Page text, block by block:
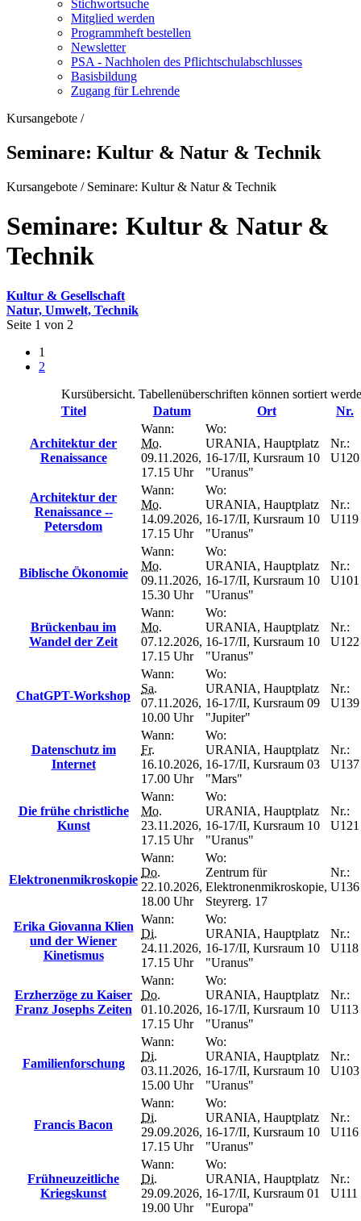
Stichwortsuche
Mitglied werden
Programmheft bestellen
Newsletter
PSA - Nachholen des Pflichtschulabschlusses
Basisbildung
Zugang für Lehrende
Kursangebote /
Seminare: Kultur & Natur & Technik
Kursangebote / Seminare: Kultur & Natur & Technik
Seminare: Kultur & Natur &
Technik
Kultur & Gesellschaft
Natur, Umwelt, Technik
Seite 1 von 2
1
2
Kursübersicht. Tabellenüberschriften können sortiert
Titel
Datum Ort Nr.
Architektur der
Renaissance
Wann:
Mo.
09.11.2026,
17.15 Uhr
Wo:
URANIA, Hauptplatz
16-17/II, Kursraum 10
"Uranus"
Nr.:
U120
Architektur der
Renaissance --
Petersdom
Wann:
Mo.
14.09.2026,
17.15 Uhr
Wo:
URANIA, Hauptplatz
16-17/II, Kursraum 10
"Uranus"
Nr.:
U119
Biblische Ökonomie
Wann:
Mo.
09.11.2026,
15.30 Uhr
Wo:
URANIA, Hauptplatz
16-17/II, Kursraum 10
"Uranus"
Nr.:
U101
Brückenbau im
Wandel der Zeit
Wann:
Mo.
07.12.2026,
17.15 Uhr
Wo:
URANIA, Hauptplatz
16-17/II, Kursraum 10
"Uranus"
Nr.:
U122
ChatGPT-Workshop
Wann:
Sa.
07.11.2026,
10.00 Uhr
Wo:
URANIA, Hauptplatz
16-17/II, Kursraum 09
"Jupiter"
Nr.:
U139
Datenschutz im
Internet
Wann:
Fr.
16.10.2026,
17.00 Uhr
Wo:
URANIA, Hauptplatz
16-17/II, Kursraum 03
"Mars"
Nr.:
U137
Die frühe christliche
Kunst
Wann:
Mo.
23.11.2026,
17.15 Uhr
Wo:
URANIA, Hauptplatz
16-17/II, Kursraum 10
"Uranus"
Nr.:
U121
Elektronenmikroskopie
Wann:
Do.
22.10.2026,
18.00 Uhr
Wo:
Zentrum für
Elektronenmikroskopie,
Steyrerg. 17
Nr.:
U136
Erika Giovanna Klien
und der Wiener
Kinetismus
Wann:
Di.
24.11.2026,
17.15 Uhr
Wo:
URANIA, Hauptplatz
16-17/II, Kursraum 10
"Uranus"
Nr.:
U118
Erzherzöge zu Kaiser
Franz Josephs Zeiten
Wann:
Do.
01.10.2026,
17.15 Uhr
Wo:
URANIA, Hauptplatz
16-17/II, Kursraum 10
"Uranus"
Nr.:
U113
Familienforschung
Wann:
Di.
03.11.2026,
15.00 Uhr
Wo:
URANIA, Hauptplatz
16-17/II, Kursraum 10
"Uranus"
Nr.:
U103
Francis Bacon
Wann:
Di.
29.09.2026,
17.15 Uhr
Wo:
URANIA, Hauptplatz
16-17/II, Kursraum 10
"Uranus"
Nr.:
U116
Frühneuzeitliche
Kriegskunst
Wann:
Di.
29.09.2026,
19.00 Uhr
Wo:
URANIA, Hauptplatz
16-17/II, Kursraum 01
"Europa"
Nr.:
U111